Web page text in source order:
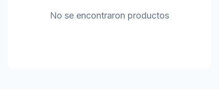
No se encontraron productos